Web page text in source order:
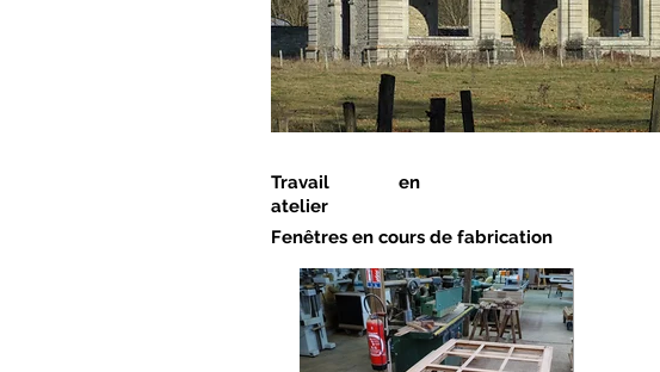
Travail en
atelier
Fenêtres en cours de fabrication